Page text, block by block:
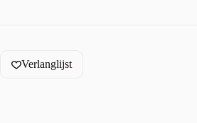
Verlanglijst